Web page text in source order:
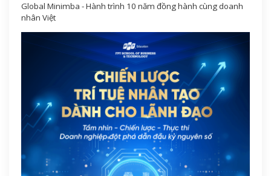
Global Minimba - Hành trình 10 năm đồng hành cùng doanh
nhân Việt